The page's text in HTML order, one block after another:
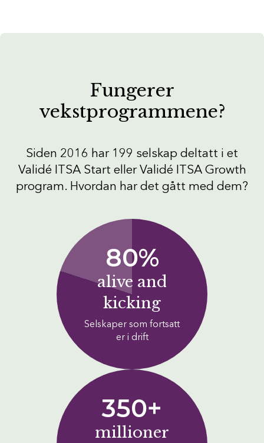
Fungerer
vekstprogrammene?
Siden 2016 har 199 selskap deltatt i et
Validé ITSA Start eller Validé ITSA Growth
program. Hvordan har det gått med dem?
80%
alive and
kicking
Selskaper som fortsatt
er i drift
350+
millioner